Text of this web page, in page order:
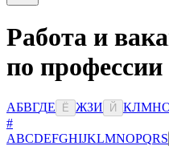
Работа и
по профессии
АБВГДЕ Ё ЖЗИ Й КЛМН
#
ABCDEFGHIJKLMNOPQRS